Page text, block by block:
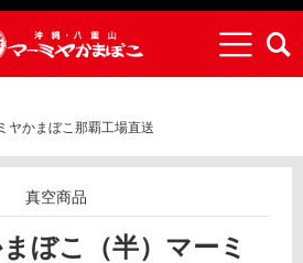
ヤかまぼこ那覇工場直送
真空商品
ぼこ（半）マーミ